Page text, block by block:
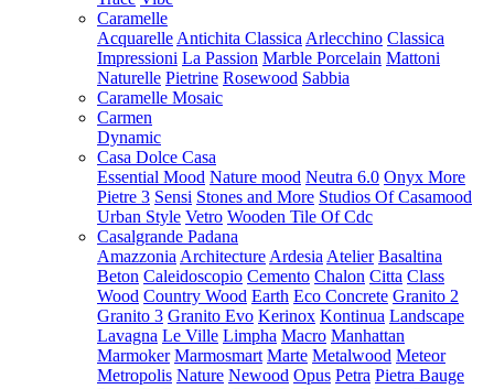
Caramelle
Acquarelle Antichita Classica Arlecchino Classica
Impressioni La Passion Marble Porcelain Mattoni
Naturelle Pietrine Rosewood Sabbia
Caramelle Mosaic
Carmen
Dynamic
Casa Dolce Casa
Essential Mood Nature mood Neutra 6.0 Onyx More
Pietre 3 Sensi Stones and More Studios Of Casamood
Urban Style Vetro Wooden Tile Of Cdc
Casalgrande Padana
Amazzonia Architecture Ardesia Atelier Basaltina
Beton Caleidoscopio Cemento Chalon Citta Class
Wood Country Wood Earth Eco Concrete Granito 2
Granito 3 Granito Evo Kerinox Kontinua Landscape
Lavagna Le Ville Limpha Macro Manhattan
Marmoker Marmosmart Marte Metalwood Meteor
Metropolis Nature Newood Opus Petra Pietra Bauge